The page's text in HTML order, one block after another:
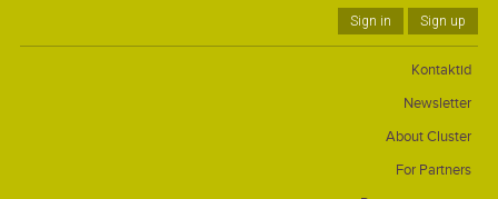
Sign in Sign up
Kontaktid
Newsletter
About Cluster
For Partners